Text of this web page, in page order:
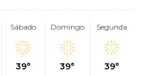
Sábado
39°
Domingo
39°
Segunda
39°